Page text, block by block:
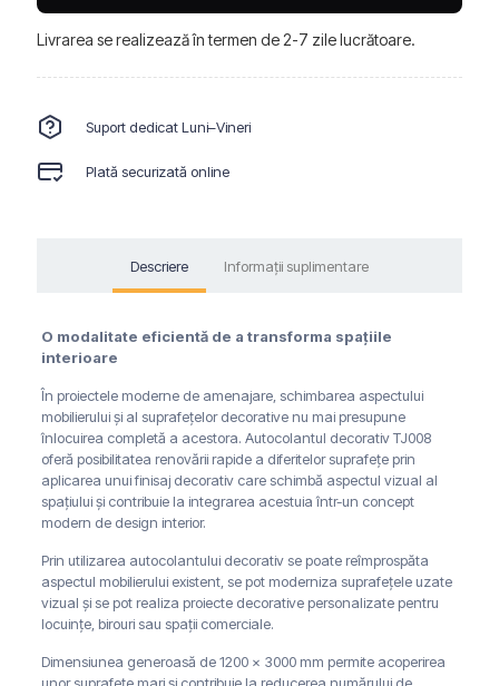
Livrarea se realizează în termen de 2-7 zile lucrătoare.
Suport dedicat Luni–Vineri
Plată securizată online
Descriere Informații suplimentare
O modalitate eficientă de a transforma spațiile
interioare
În proiectele moderne de amenajare, schimbarea aspectului
mobilierului și al suprafețelor decorative nu mai presupune
înlocuirea completă a acestora. Autocolantul decorativ TJ008
oferă posibilitatea renovării rapide a diferitelor suprafețe prin
aplicarea unui finisaj decorativ care schimbă aspectul vizual al
spațiului și contribuie la integrarea acestuia într-un concept
modern de design interior.
Prin utilizarea autocolantului decorativ se poate reîmprospăta
aspectul mobilierului existent, se pot moderniza suprafețele uzate
vizual și se pot realiza proiecte decorative personalizate pentru
locuințe, birouri sau spații comerciale.
Dimensiunea generoasă de 1200 x 3000 mm permite acoperirea